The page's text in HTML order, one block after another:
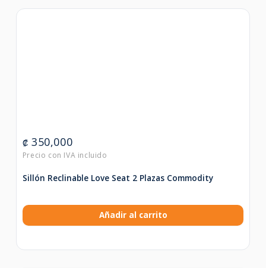
₡ 350,000
Sillón Reclinable Love Seat 2 Plazas Commodity
Añadir al carrito